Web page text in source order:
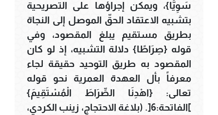
سَوِيًّا}، ويمكن إجراؤها على التصريحية
بتشبيه الاعتقاد الحقّ الموصل إلى النجاة
بطريق مستقيم يبلغ المقصود، وفي
قوله {صِرَاطًا} دلالة التشبيه، إذ لو كان
المقصود به طريق التوحيد حقيقة لجاء
معرفاً بأل العهدة العمرية نحو قوله
تعالى: {اهْدِنَا الصِّرَاطَ الْمُسْتَقِيمَ}
]الفاتحة:6[. (بلاغة الاحتجاج، زينب الكردي،